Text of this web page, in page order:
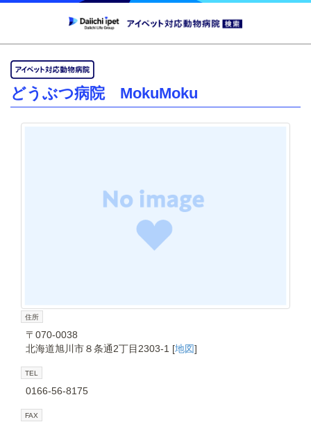
どうぶつ病院 MokuMoku
住所
〒070-0038
北海道旭川市８条通2丁目2303-1 [地図]
TEL
0166-56-8175
FAX